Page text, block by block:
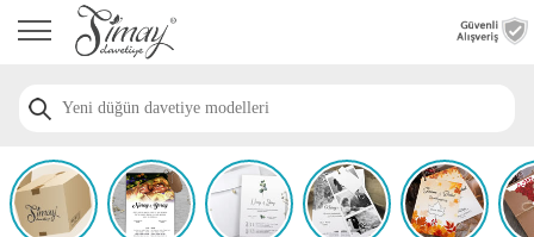
Anasayfa
Davetiye
Nişan
Davetiye
Modelleri